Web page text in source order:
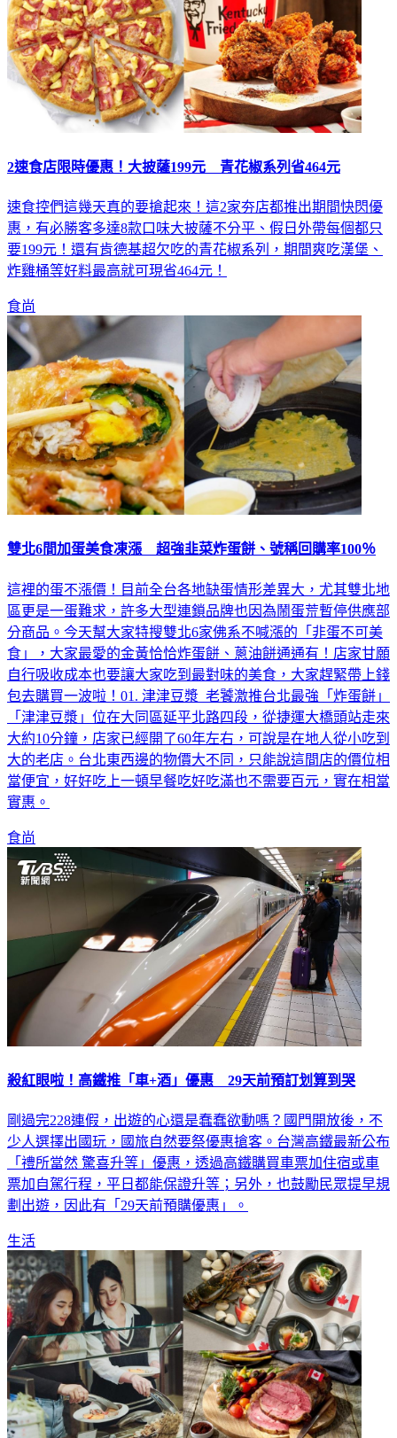
惠，有必勝客多達8款口味大披薩不分平、假日外帶每個都只
要199元！還有肯德基超欠吃的青花椒系列，期間爽吃漢堡、
炸雞桶等好料最高就可現省464元！
區更是一蛋難求，許多大型連鎖品牌也因為鬧蛋荒暫停供應部
分商品。今天幫大家特搜雙北6家佛系不喊漲的「非蛋不可美
食」，大家最愛的金黃恰恰炸蛋餅、蔥油餅通通有！店家甘願
自行吸收成本也要讓大家吃到最對味的美食，大家趕緊帶上錢
包去購買一波啦！01. 津津豆漿 老饕激推台北最強「炸蛋餅」
「津津豆漿」位在大同區延平北路四段，從捷運大橋頭站走來
大約10分鐘，店家已經開了60年左右，可說是在地人從小吃到
大的老店。台北東西邊的物價大不同，只能說這間店的價位相
當便宜，好好吃上一頓早餐吃好吃滿也不需要百元，實在相當
實惠。
少人選擇出國玩，國旅自然要祭優惠搶客。台灣高鐵最新公布
「禮所當然 驚喜升等」優惠，透過高鐵購買車票加住宿或車
票加自駕行程，平日都能保證升等；另外，也鼓勵民眾提早規
劃出遊，因此有「29天前預購優惠」。